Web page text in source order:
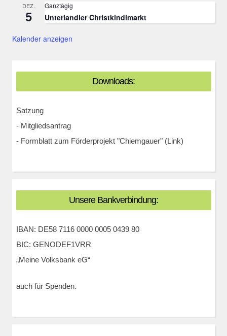
DEZ.
5
Ganztägig
Unterlandler Christkindlmarkt
Kalender anzeigen
Downloads:
Satzung
- Mitgliedsantrag
- Formblatt zum Förderprojekt "Chiemgauer" (Link)
Unsere Bankverbindung:
IBAN: DE58 7116 0000 0005 0439 80
BIC: GENODEF1VRR
„Meine Volksbank eG“
auch für Spenden.